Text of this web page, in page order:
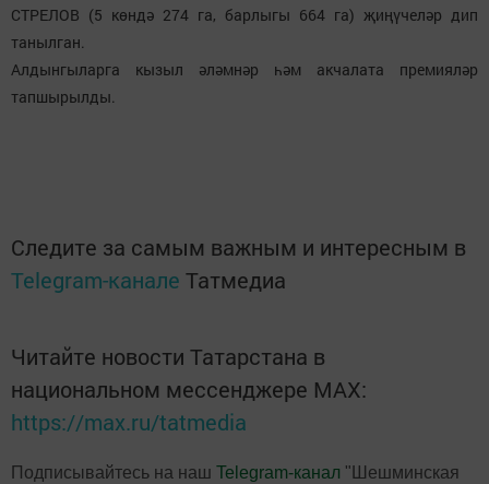
СТРЕЛОВ (5 көндә 274 га, барлыгы 664 га) җиңүчеләр дип
танылган.
Алдынгыларга кызыл әләмнәр һәм акчалата премияләр
тапшырылды.
Следите за самым важным и интересным в
Telegram-канале Татмедиа
Читайте новости Татарстана в
национальном мессенджере MАХ:
https://max.ru/tatmedia
Подписывайтесь на наш Telegram-канал "Шешминская